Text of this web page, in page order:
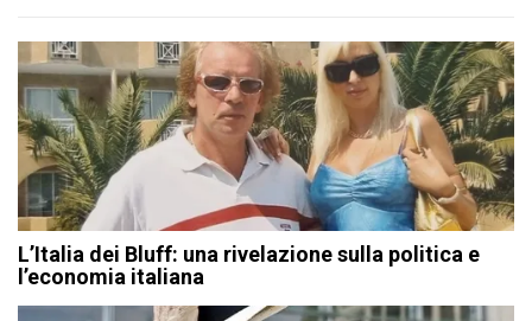
L’Italia dei Bluff: una rivelazione sulla politica e
l’economia italiana